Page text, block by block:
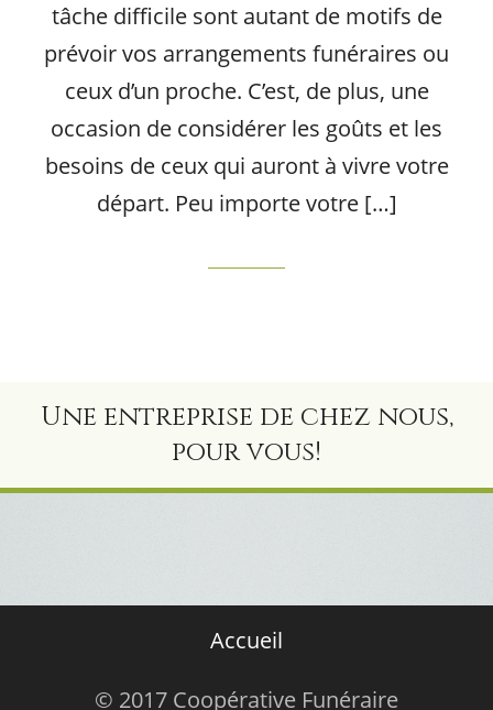
tâche difficile sont autant de motifs de
prévoir vos arrangements funéraires ou
ceux d’un proche. C’est, de plus, une
occasion de considérer les goûts et les
besoins de ceux qui auront à vivre votre
départ. Peu importe votre […]
Une entreprise de chez nous,
pour vous!
Accueil
© 2017 Coopérative Funéraire